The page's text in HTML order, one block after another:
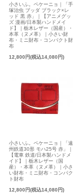
小さいふ。ペケーニョ｜「手
塚治虫 ブッダ ブラック×レ
ッド 黒 赤」｜【アニメグッ
ズ 漫画/日本製ハンドメイ
ド】｜栃木レザー（国産）・
本革（ヌメ革）｜小さい財
布・ミニ財布・コンパクト財
布
12,800円(税込14,080円)
小さいふ。ペケーニョ｜「遠
州鉄道30形 モハ25号 赤」｜
【電車 鉄道/日本製ハンドメ
イド】｜栃木レザー（国
産）・本革（ヌメ革）｜小さ
い財布・ミニ財布・コンパク
ト財布
12,800円(税込14,080円)